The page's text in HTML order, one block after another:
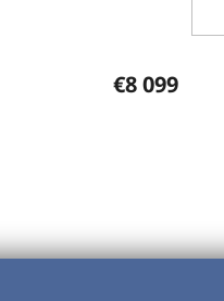
€8 099